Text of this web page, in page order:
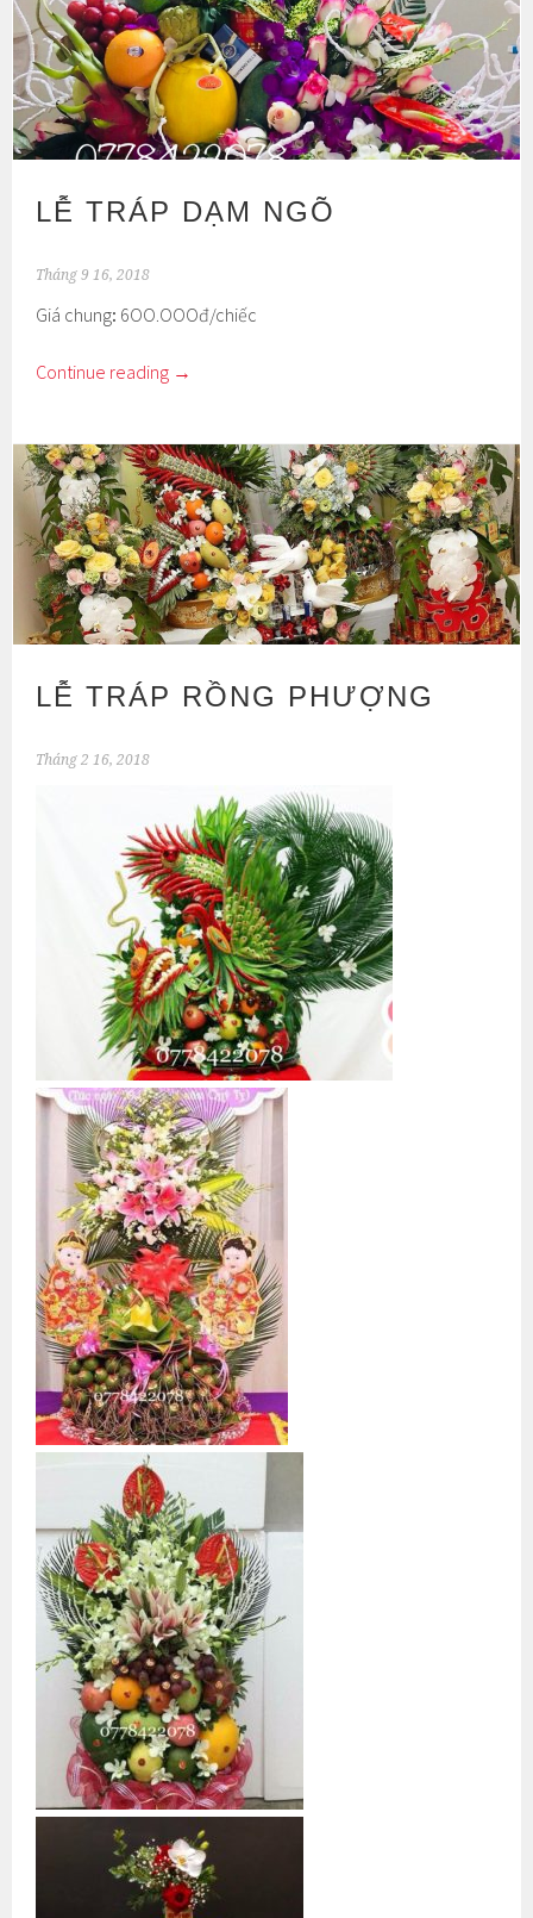
LỄ TRÁP DẠM NGÕ
Tháng 9 16, 2018
Giá chung: 6OO.OOOđ/chiếc
Continue reading →
LỄ TRÁP RỒNG PHƯỢNG
Tháng 2 16, 2018